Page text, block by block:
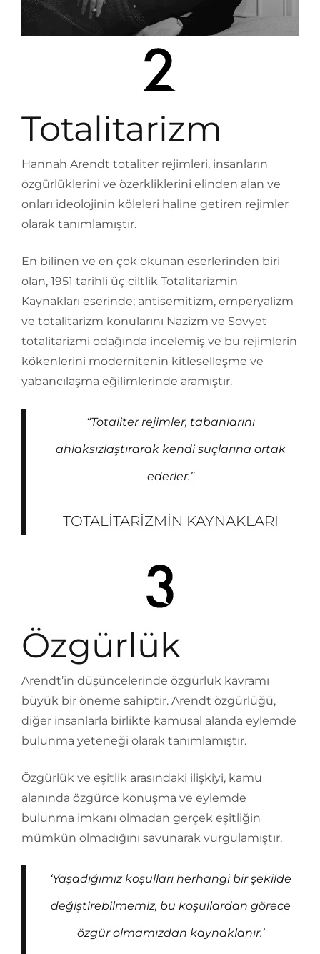
Totalitarizm
Hannah Arendt totaliter rejimleri, insanların
özgürlüklerini ve özerkliklerini elinden alan ve
onları ideolojinin köleleri haline getiren rejimler
olarak tanımlamıştır.
En bilinen ve en çok okunan eserlerinden biri
olan, 1951 tarihli üç ciltlik Totalitarizmin
Kaynakları eserinde; antisemitizm, emperyalizm
ve totalitarizm konularını Nazizm ve Sovyet
totalitarizmi odağında incelemiş ve bu rejimlerin
kökenlerini modernitenin kitleselleşme ve
yabancılaşma eğilimlerinde aramıştır.
“Totaliter rejimler, tabanlarını
ahlaksızlaştırarak kendi suçlarına ortak
ederler.”
TOTALITARIZMIN KAYNAKLARI
Özgürlük
Arendt’in düşüncelerinde özgürlük kavramı
büyük bir öneme sahiptir. Arendt özgürlüğü,
diğer insanlarla birlikte kamusal alanda eylemde
bulunma yeteneği olarak tanımlamıştır.
Özgürlük ve eşitlik arasındaki ilişkiyi, kamu
alanında özgürce konuşma ve eylemde
bulunma imkanı olmadan gerçek eşitliğin
mümkün olmadığını savunarak vurgulamıştır.
‘Yaşadığımız koşulları herhangi bir şekilde
değiştirebilmemiz, bu koşullardan görece
özgür olmamızdan kaynaklanır.’